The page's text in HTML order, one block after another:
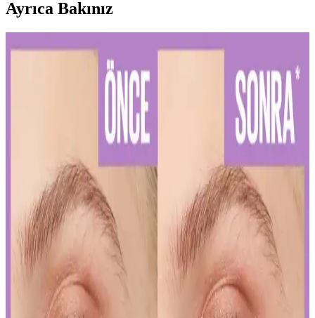
Ayrıca Bakınız
Diş Hassasiyetini Azaltan Doğru Diş Macunu Seçimi
ve Kullanım İpuçları
Diş hassasiyetini hafifletmek ve sağlıklı bir gülüşe ulaşmak için
doğru diş macunu seçimi ve düzenli kullanım önemlidir. Uzman
önerileriyle diş sağlığınızı koruyun.
Kalıcı Kalem Göz Makyajı: Uzun Süre Dayanan ve
Pratik Kullanım İpuçları
Kalıcı kalem göz makyajı, suya ve tere dayanıklı formülleriyle uzun
süre kalıcı ve net çizgiler sağlar. Uygulama ve bakım ipuçlarıyla
gözlerinizi vurgulayın.
Kalıcı Oje Seçenekleri: Nail Master M377 ve M378
Modellerinin Detaylı Analizi
Nail Master M377 ve M378 modelleri, dayanıklılık ve parlaklık
sunan kalıcı ojeler arasında öne çıkar. Bu modellerin özellikleri ve
bakım önerileriyle uzun süre şık ve bakımlı kalabilirsiniz.